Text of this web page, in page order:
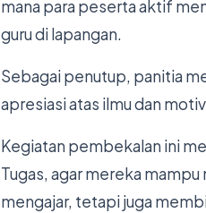
mana para peserta aktif
guru di lapangan.
Sebagai penutup, panitia
apresiasi atas ilmu dan
Kegiatan pembekalan ini
Tugas, agar mereka
mengajar, tetapi juga